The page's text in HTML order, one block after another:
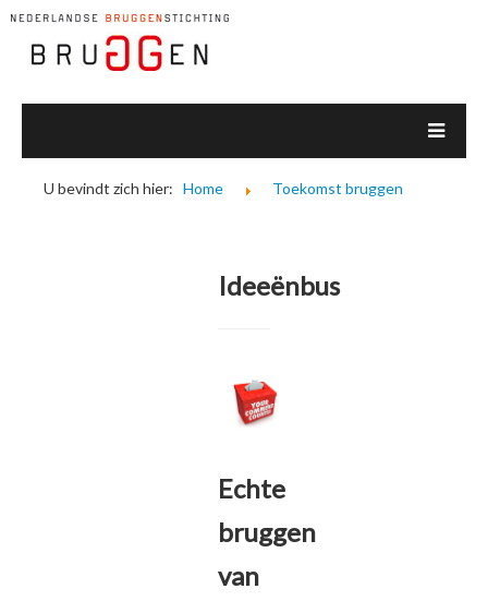
U bevindt zich hier: Home Toekomst bruggen
Ideeënbus
Echte
bruggen
van